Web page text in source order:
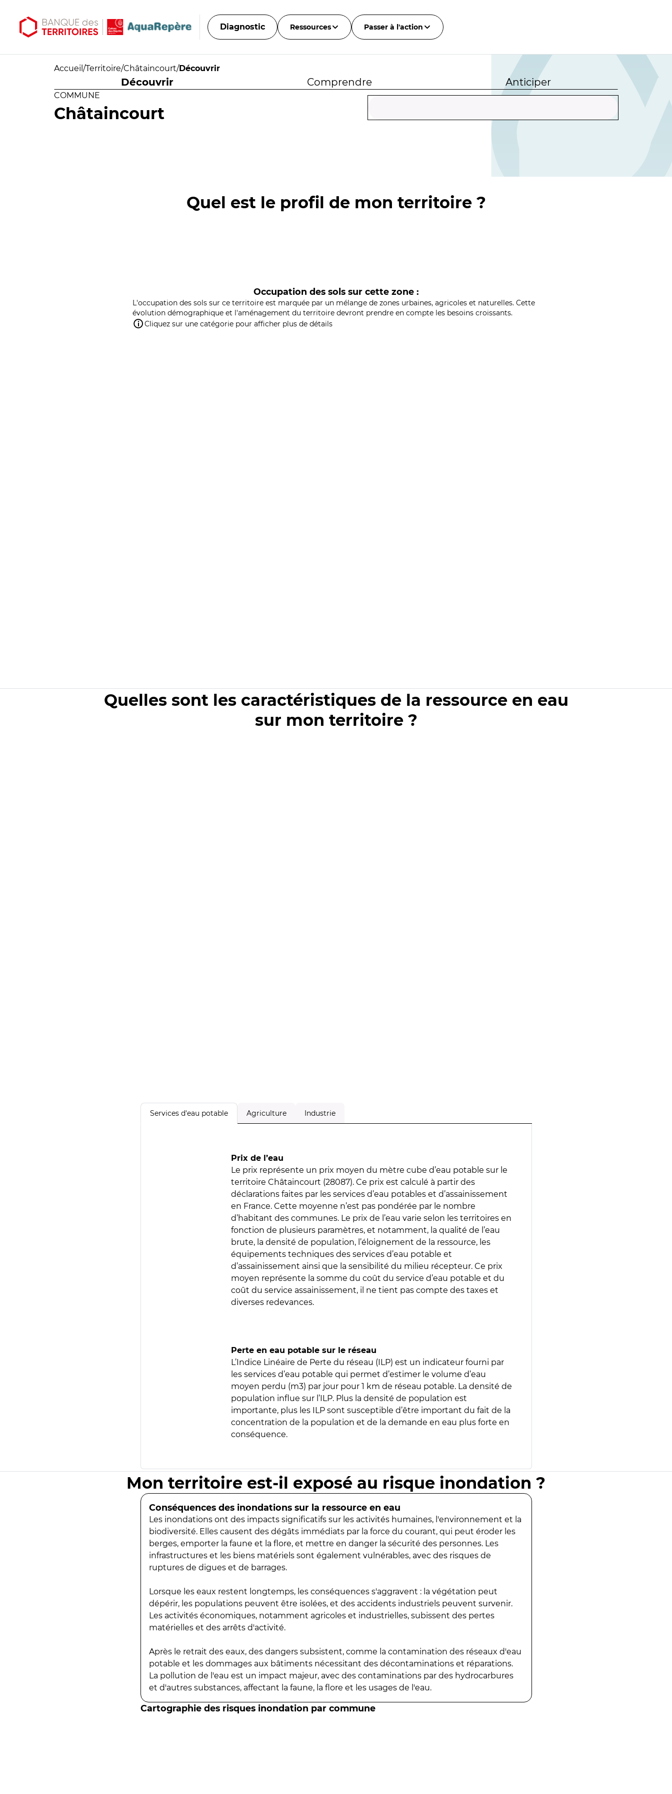
Diagnostic Ressources Passer à l'action
Accueil /Territoire/Châtaincourt/Découvrir
Découvrir Comprendre Anticiper
COMMUNE
Châtaincourt
Quel est le profil de mon territoire ?
Occupation des sols sur cette zone :
L'occupation des sols sur ce territoire est marquée par un mélange de zones urbaines, agricoles et naturelles. Cette
évolution démographique et l'aménagement du territoire devront prendre en compte les besoins croissants.
Cliquez sur une catégorie pour afficher plus de détails
Quelles sont les caractéristiques de la ressource en eau
sur mon territoire ?
Services d'eau potable Agriculture Industrie
Prix de l’eau
Le prix représente un prix moyen du mètre cube d’eau potable sur le
territoire Châtaincourt (28087). Ce prix est calculé à partir des
déclarations faites par les services d’eau potables et d’assainissement
en France. Cette moyenne n’est pas pondérée par le nombre
d’habitant des communes. Le prix de l’eau varie selon les territoires en
fonction de plusieurs paramètres, et notamment, la qualité de l’eau
brute, la densité de population, l’éloignement de la ressource, les
équipements techniques des services d’eau potable et
d’assainissement ainsi que la sensibilité du milieu récepteur. Ce prix
moyen représente la somme du coût du service d’eau potable et du
coût du service assainissement, il ne tient pas compte des taxes et
diverses redevances.
Perte en eau potable sur le réseau
L’Indice Linéaire de Perte du réseau (ILP) est un indicateur fourni par
les services d’eau potable qui permet d’estimer le volume d’eau
moyen perdu (m3) par jour pour 1 km de réseau potable. La densité de
population influe sur l’ILP. Plus la densité de population est
importante, plus les ILP sont susceptible d’être important du fait de la
concentration de la population et de la demande en eau plus forte en
conséquence.
Mon territoire est-il exposé au risque inondation ?
Conséquences des inondations sur la ressource en eau
Les inondations ont des impacts significatifs sur les activités humaines, l'environnement et la
biodiversité. Elles causent des dégâts immédiats par la force du courant, qui peut éroder les
berges, emporter la faune et la flore, et mettre en danger la sécurité des personnes. Les
infrastructures et les biens matériels sont également vulnérables, avec des risques de
ruptures de digues et de barrages.
Lorsque les eaux restent longtemps, les conséquences s'aggravent : la végétation peut
dépérir, les populations peuvent être isolées, et des accidents industriels peuvent survenir.
Les activités économiques, notamment agricoles et industrielles, subissent des pertes
matérielles et des arrêts d'activité.
Après le retrait des eaux, des dangers subsistent, comme la contamination des réseaux d'eau
potable et les dommages aux bâtiments nécessitant des décontaminations et réparations.
La pollution de l'eau est un impact majeur, avec des contaminations par des hydrocarbures
et d'autres substances, affectant la faune, la flore et les usages de l'eau.
Cartographie des risques inondation par commune